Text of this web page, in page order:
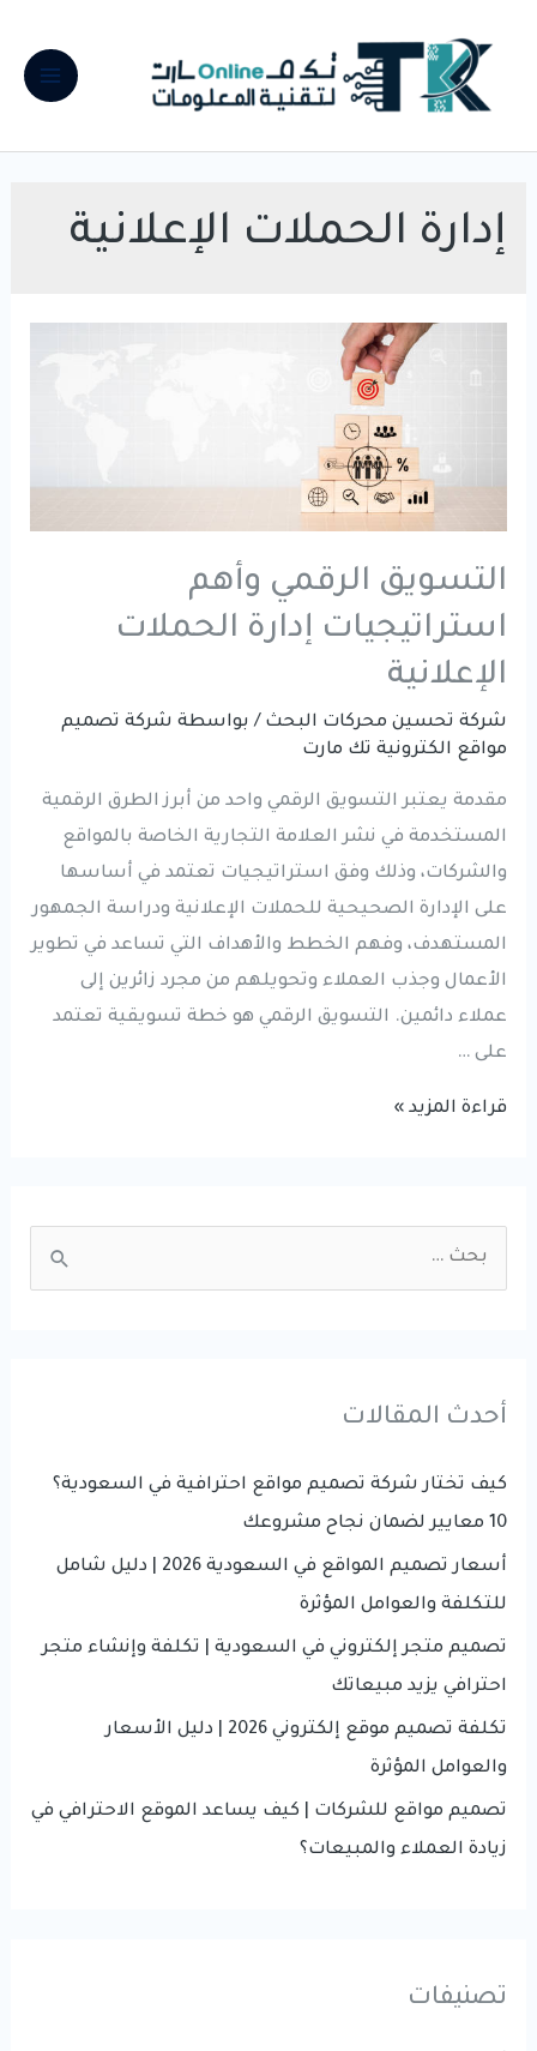
المحتوى
إدارة الحملات الإعلانية
التسويق الرقمي وأهم
استراتيجيات إدارة الحملات
الإعلانية
شركة تحسين محركات البحث / بواسطة شركة تصميم
مواقع الكترونية تك مارت
مقدمة يعتبر التسويق الرقمي واحد من أبرز الطرق الرقمية
المستخدمة في نشر العلامة التجارية الخاصة بالمواقع
والشركات، وذلك وفق استراتيجيات تعتمد في أساسها
على الإدارة الصحيحية للحملات الإعلانية ودراسة الجمهور
المستهدف، وفهم الخطط والأهداف التي تساعد في تطوير
الأعمال وجذب العملاء وتحويلهم من مجرد زائرين إلى
عملاء دائمين. التسويق الرقمي هو خطة تسويقية تعتمد
على …
التسويق
إدارة
الحملات
قراءة المزيد »
c
f
o
r
أحدث المقالات
كيف تختار شركة تصميم مواقع احترافية في السعودية؟
10 معايير لضمان نجاح مشروعك
أسعار تصميم المواقع في السعودية 2026 | دليل شامل
للتكلفة والعوامل المؤثرة
تصميم متجر إلكتروني في السعودية | تكلفة وإنشاء متجر
احترافي يزيد مبيعاتك
تكلفة تصميم موقع إلكتروني 2026 | دليل الأسعار
والعوامل المؤثرة
تصميم مواقع للشركات | كيف يساعد الموقع الاحترافي في
زيادة العملاء والمبيعات؟
تصنيفات